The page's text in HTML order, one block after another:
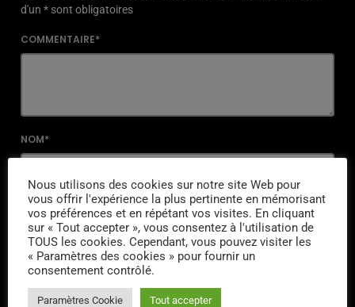
d'un * sont obligatoires
COMMENTAIRE*
NOM*
EMAIL*
Nous utilisons des cookies sur notre site Web pour
vous offrir l'expérience la plus pertinente en mémorisant
vos préférences et en répétant vos visites. En cliquant
sur « Tout accepter », vous consentez à l'utilisation de
TOUS les cookies. Cependant, vous pouvez visiter les
« Paramètres des cookies » pour fournir un
consentement contrôlé.
Paramètres Cookie Tout accepter